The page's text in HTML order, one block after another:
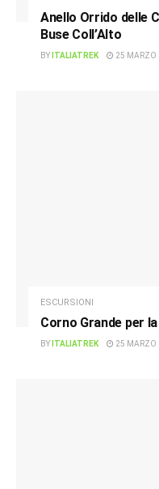
Anello Orrido delle
Buse Coll’Alto
BY ITALIATREK 25 MARZO
ESCURSIONI
Corno Grande per
BY ITALIATREK 25 MARZO